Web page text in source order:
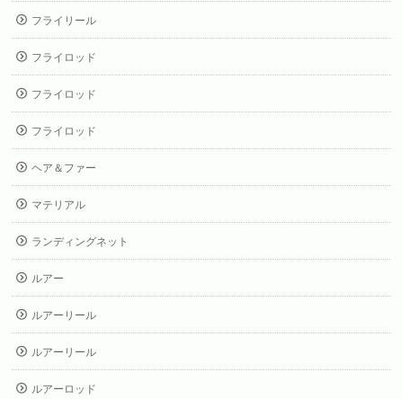
フライリール
フライロッド
フライロッド
フライロッド
ヘア＆ファー
マテリアル
ランディングネット
ルアー
ルアーリール
ルアーリール
ルアーロッド